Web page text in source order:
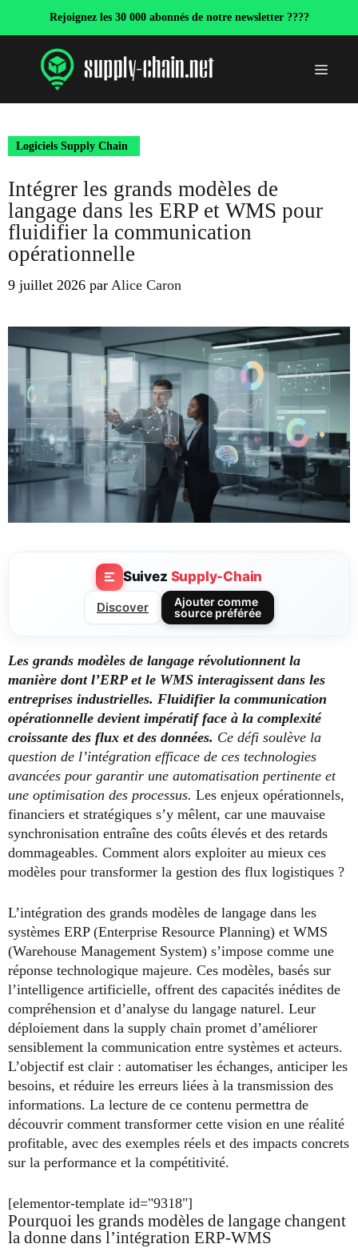
Rejoignez les 30 000 abonnés de notre newsletter ????
Menu
Logiciels Supply Chain
Intégrer les grands modèles de
langage dans les ERP et WMS pour
fluidifier la communication
opérationnelle
9 juillet 2026 par Alice Caron
Suivez Supply-Chain
Discover
Ajouter comme
source préférée
Les grands modèles de langage révolutionnent la
manière dont l’ERP et le WMS interagissent dans les
entreprises industrielles. Fluidifier la communication
opérationnelle devient impératif face à la complexité
croissante des flux et des données. Ce défi soulève la
question de l’intégration efficace de ces technologies
avancées pour garantir une automatisation pertinente et
une optimisation des processus. Les enjeux opérationnels,
financiers et stratégiques s’y mêlent, car une mauvaise
synchronisation entraîne des coûts élevés et des retards
dommageables. Comment alors exploiter au mieux ces
modèles pour transformer la gestion des flux logistiques ?
L’intégration des grands modèles de langage dans les
systèmes ERP (Enterprise Resource Planning) et WMS
(Warehouse Management System) s’impose comme une
réponse technologique majeure. Ces modèles, basés sur
l’intelligence artificielle, offrent des capacités inédites de
compréhension et d’analyse du langage naturel. Leur
déploiement dans la supply chain promet d’améliorer
sensiblement la communication entre systèmes et acteurs.
L’objectif est clair : automatiser les échanges, anticiper les
besoins, et réduire les erreurs liées à la transmission des
informations. La lecture de ce contenu permettra de
découvrir comment transformer cette vision en une réalité
profitable, avec des exemples réels et des impacts concrets
sur la performance et la compétitivité.
[elementor-template id="9318"]
Pourquoi les grands modèles de langage changent
la donne dans l’intégration ERP-WMS